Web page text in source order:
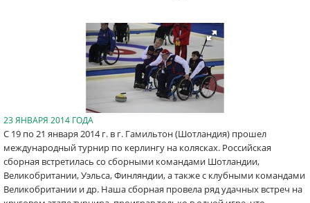
23 ЯНВАРЯ 2014 ГОДА
С 19 по 21 января 2014 г. в г. Гамильтон (Шотландия) прошел
международный турнир по керлингу на колясках. Российская
сборная встретилась со сборными командами Шотландии,
Великобритании, Уэльса, Финляндии, а также с клубными командами
Великобритании и др. Наша сборная провела ряд удачных встреч на